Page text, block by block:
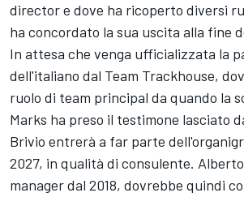
director e dove ha ricoperto diversi
ha concordato la sua uscita alla fine
In attesa che venga ufficializzata la
dell'italiano dal Team Trackhouse,
ruolo di team principal da quando la
Marks ha preso il testimone lasciato
Brivio entrerà a far parte
2027, in qualità di consulente.
manager dal 2018, dovrebbe quindi